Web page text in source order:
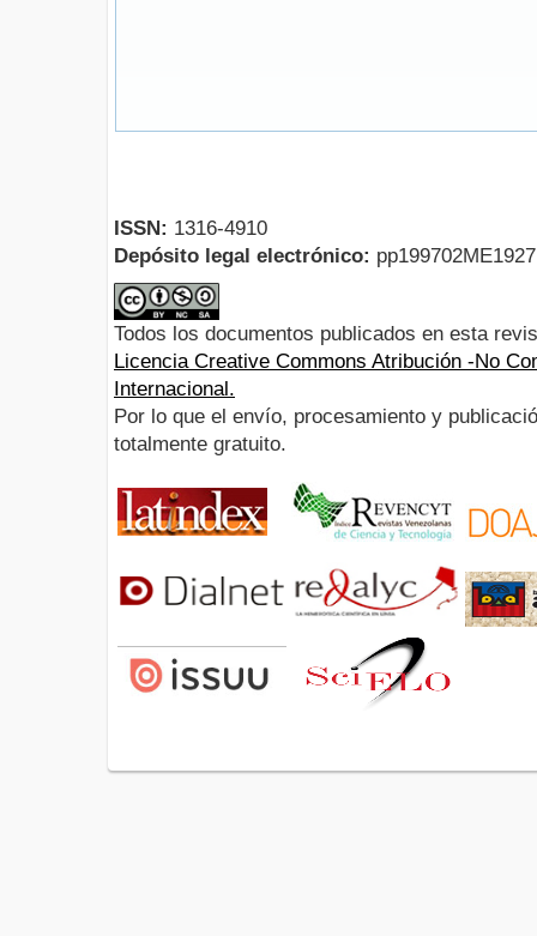
ISSN: 1316-4910
Depósito legal electrónico:
Todos los documentos publicados en esta
Licencia Creative Commons Atribución -No
Internacional.
Por lo que el envío, procesamiento y
totalmente gratuito.